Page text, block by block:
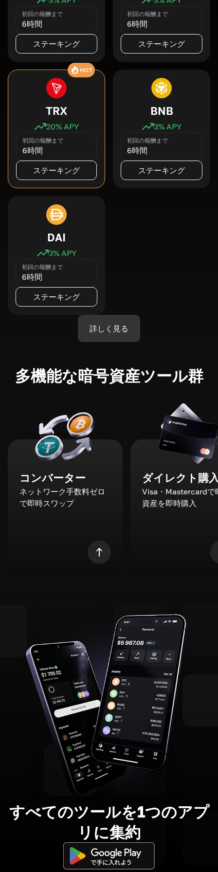
初回の報酬まで
6時間
ステーキング
初回の報酬まで
6時間
ステーキング
HOT
TRX
20% APY
初回の報酬まで
6時間
ステーキング
BNB
3% APY
初回の報酬まで
6時間
ステーキング
DAI
3% APY
初回の報酬まで
6時間
ステーキング
詳しく見る
多機能な暗号資産ツール群
コンバーター
ネットワーク手数料ゼロ
で即時スワップ
ダイレクト購
Visa・Mastercardで
資産を即時購入
すべてのツールを1つのアプ
リに集約